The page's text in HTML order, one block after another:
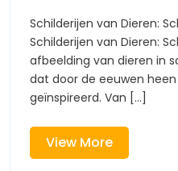
Schilderijen van Dieren: Schoonheid en Betekenis
Schilderijen van Dieren:
afbeelding van dieren in
dat door de eeuwen
geïnspireerd. Van [...]
View MoreView
More